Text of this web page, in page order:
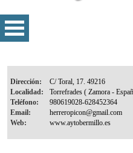
Dirección:
Localidad:
Teléfono:
Email:
Web: